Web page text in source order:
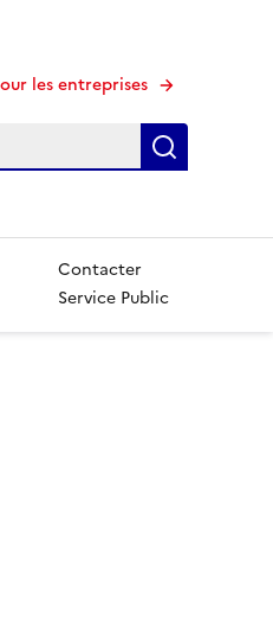
les entreprises
Contacter
Service Public